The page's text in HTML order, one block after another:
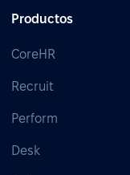
Productos
CoreHR
Recruit
Perform
Desk